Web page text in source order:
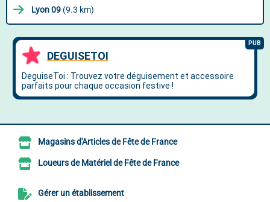
Lyon 09 (9.3 km)
Magasins d'Articles de Fête de France
Loueurs de Matériel de Fête de France
Gérer un établissement